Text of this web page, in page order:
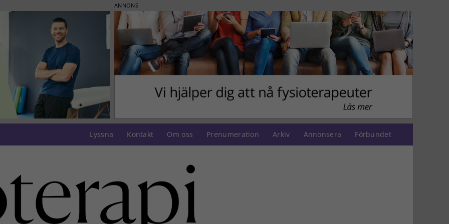
ANNONS
Lyssna Kontakt Om oss Prenumeration Arkiv Annonsera Förbundet